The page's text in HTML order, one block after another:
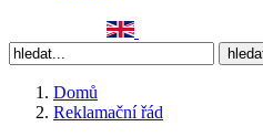
Domů
Reklamační řád